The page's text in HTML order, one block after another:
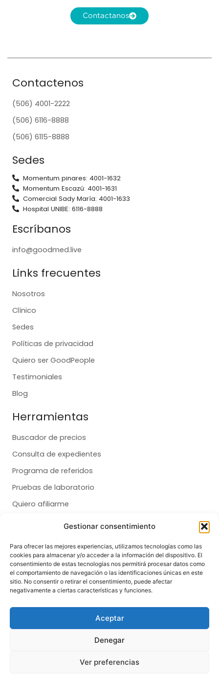
Gestionar consentimiento
Para ofrecer las mejores experiencias, utilizamos tecnologías como las
cookies para almacenar y/o acceder a la información del dispositivo. El
consentimiento de estas tecnologías nos permitirá procesar datos como
el comportamiento de navegación o las identificaciones únicas en este
sitio. No consentir o retirar el consentimiento, puede afectar
negativamente a ciertas características y funciones.
Aceptar
Denegar
Ver preferencias
Contactanos
Contactenos
(506) 4001-2222
(506) 6116-8888
(506) 6115-8888
Sedes
Momentum pinares: 4001-1632
Momentum Escazú: 4001-1631
Comercial Sady María: 4001-1633
Hospital UNIBE: 6116-8888
Escríbanos
info@goodmed.live
Links frecuentes
Nosotros
Clínico
Sedes
Políticas de privacidad
Quiero ser GoodPeople
Testimoniales
Blog
Herramientas
Buscador de precios
Consulta de expedientes
Programa de referidos
Pruebas de laboratorio
Quiero afiliarme
Dental
Salud
Síganos
c
k
s